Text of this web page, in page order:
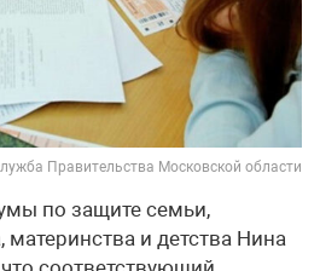
Правительства Московской области
по защите семьи,
и детства Нина